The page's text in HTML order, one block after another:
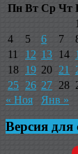
Пн Вт Ср Чт
1
4
5 6 7
11
12 13 14
18 19 20 21
25 26 27 28
« Ноя
Янв »
Версия